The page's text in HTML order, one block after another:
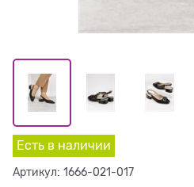
Есть в наличии
Артикул: 1666-021-017